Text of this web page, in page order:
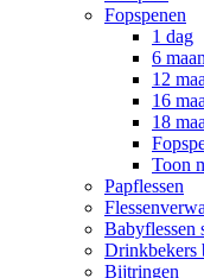
Fopspenen
1 dag
6
12
16
18
Toon
Papflessen
Babyflessen
Drinkbekers
Bijtringen